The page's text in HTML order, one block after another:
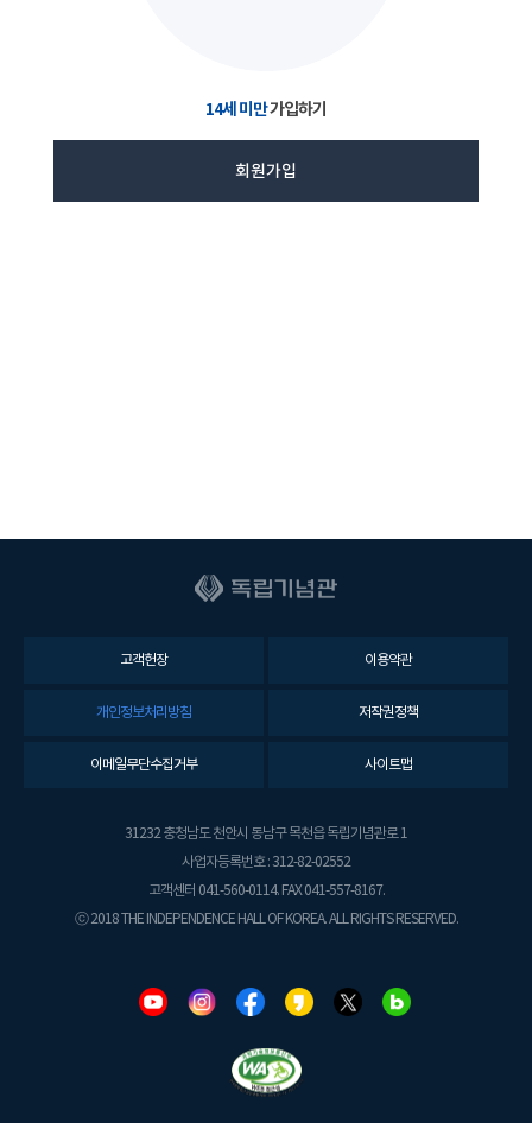
14세 미만가입하기
회원가입
고객헌장 이용약관
개인정보처리방침 저작권정책
이메일무단수집거부 사이트맵
31232 충청남도 천안시 동남구 목천읍 독립기념관로 1
사업자등록번호 : 312-82-02552
고객센터 041-560-0114. FAX 041-557-8167.
ⓒ 2018 THE INDEPENDENCE HALL OF KOREA. ALL RIGHTS RESERVED.